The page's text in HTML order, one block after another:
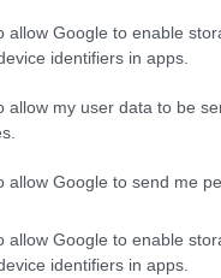
allow Google to enable
identifiers in apps.
allow my user data to be
allow Google to send me
allow Google to enable
identifiers in apps.
sembrava
Pur
mantenersi in